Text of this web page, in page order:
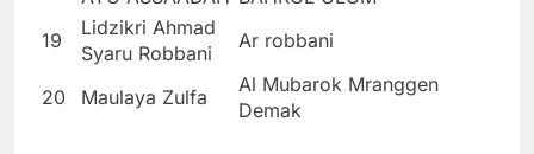
19
Lidzikri Ahmad
Syaru Robbani
Ar robbani
20 Maulaya Zulfa
Al Mubarok Mranggen
Demak